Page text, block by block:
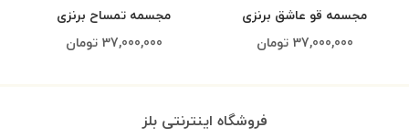
مجسمه قو عاشق برنزی
37,000,000 تومان
مجسمه تمساح برنزی
37,000,000 تومان
فروشگاه اینترنتی بلز